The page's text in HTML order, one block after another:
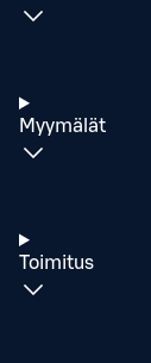
Myymälät
Toimitus